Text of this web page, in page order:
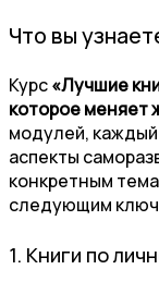
Что вы
Курс«Лучшие
которое меняет
модулей, каждый
аспекты
конкретным
следующим
1. Книги по